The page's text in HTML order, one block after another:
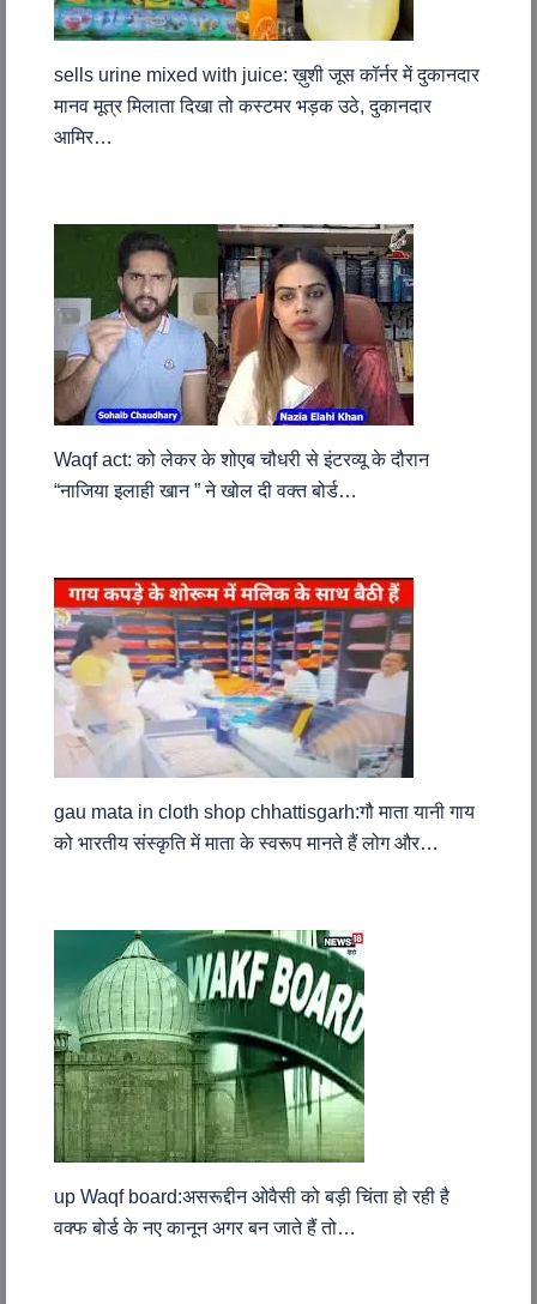
sells urine mixed with juice: ख़ुशी जूस कॉर्नर में दुकानदार
मानव मूत्र मिलाता दिखा तो कस्टमर भड़क उठे, दुकानदार
आमिर…
Waqf act: को लेकर के शोएब चौधरी से इंटरव्यू के दौरान
“नाजिया इलाही खान ” ने खोल दी वक्त बोर्ड…
gau mata in cloth shop chhattisgarh:गौ माता यानी गाय
को भारतीय संस्कृति में माता के स्वरूप मानते हैं लोग और…
up Waqf board:असरूद्दीन ओवैसी को बड़ी चिंता हो रही है
वक्फ बोर्ड के नए कानून अगर बन जाते हैं तो…